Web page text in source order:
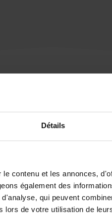
Détails
contenu et les annonces,
également des
qui peuvent
lors de votre utilisation de
Une
Vous